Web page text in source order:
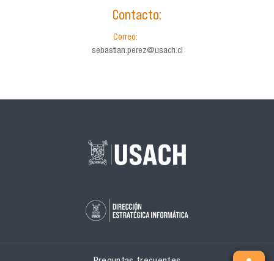
Contacto:
Correo:
sebastian.perez@usach.cl